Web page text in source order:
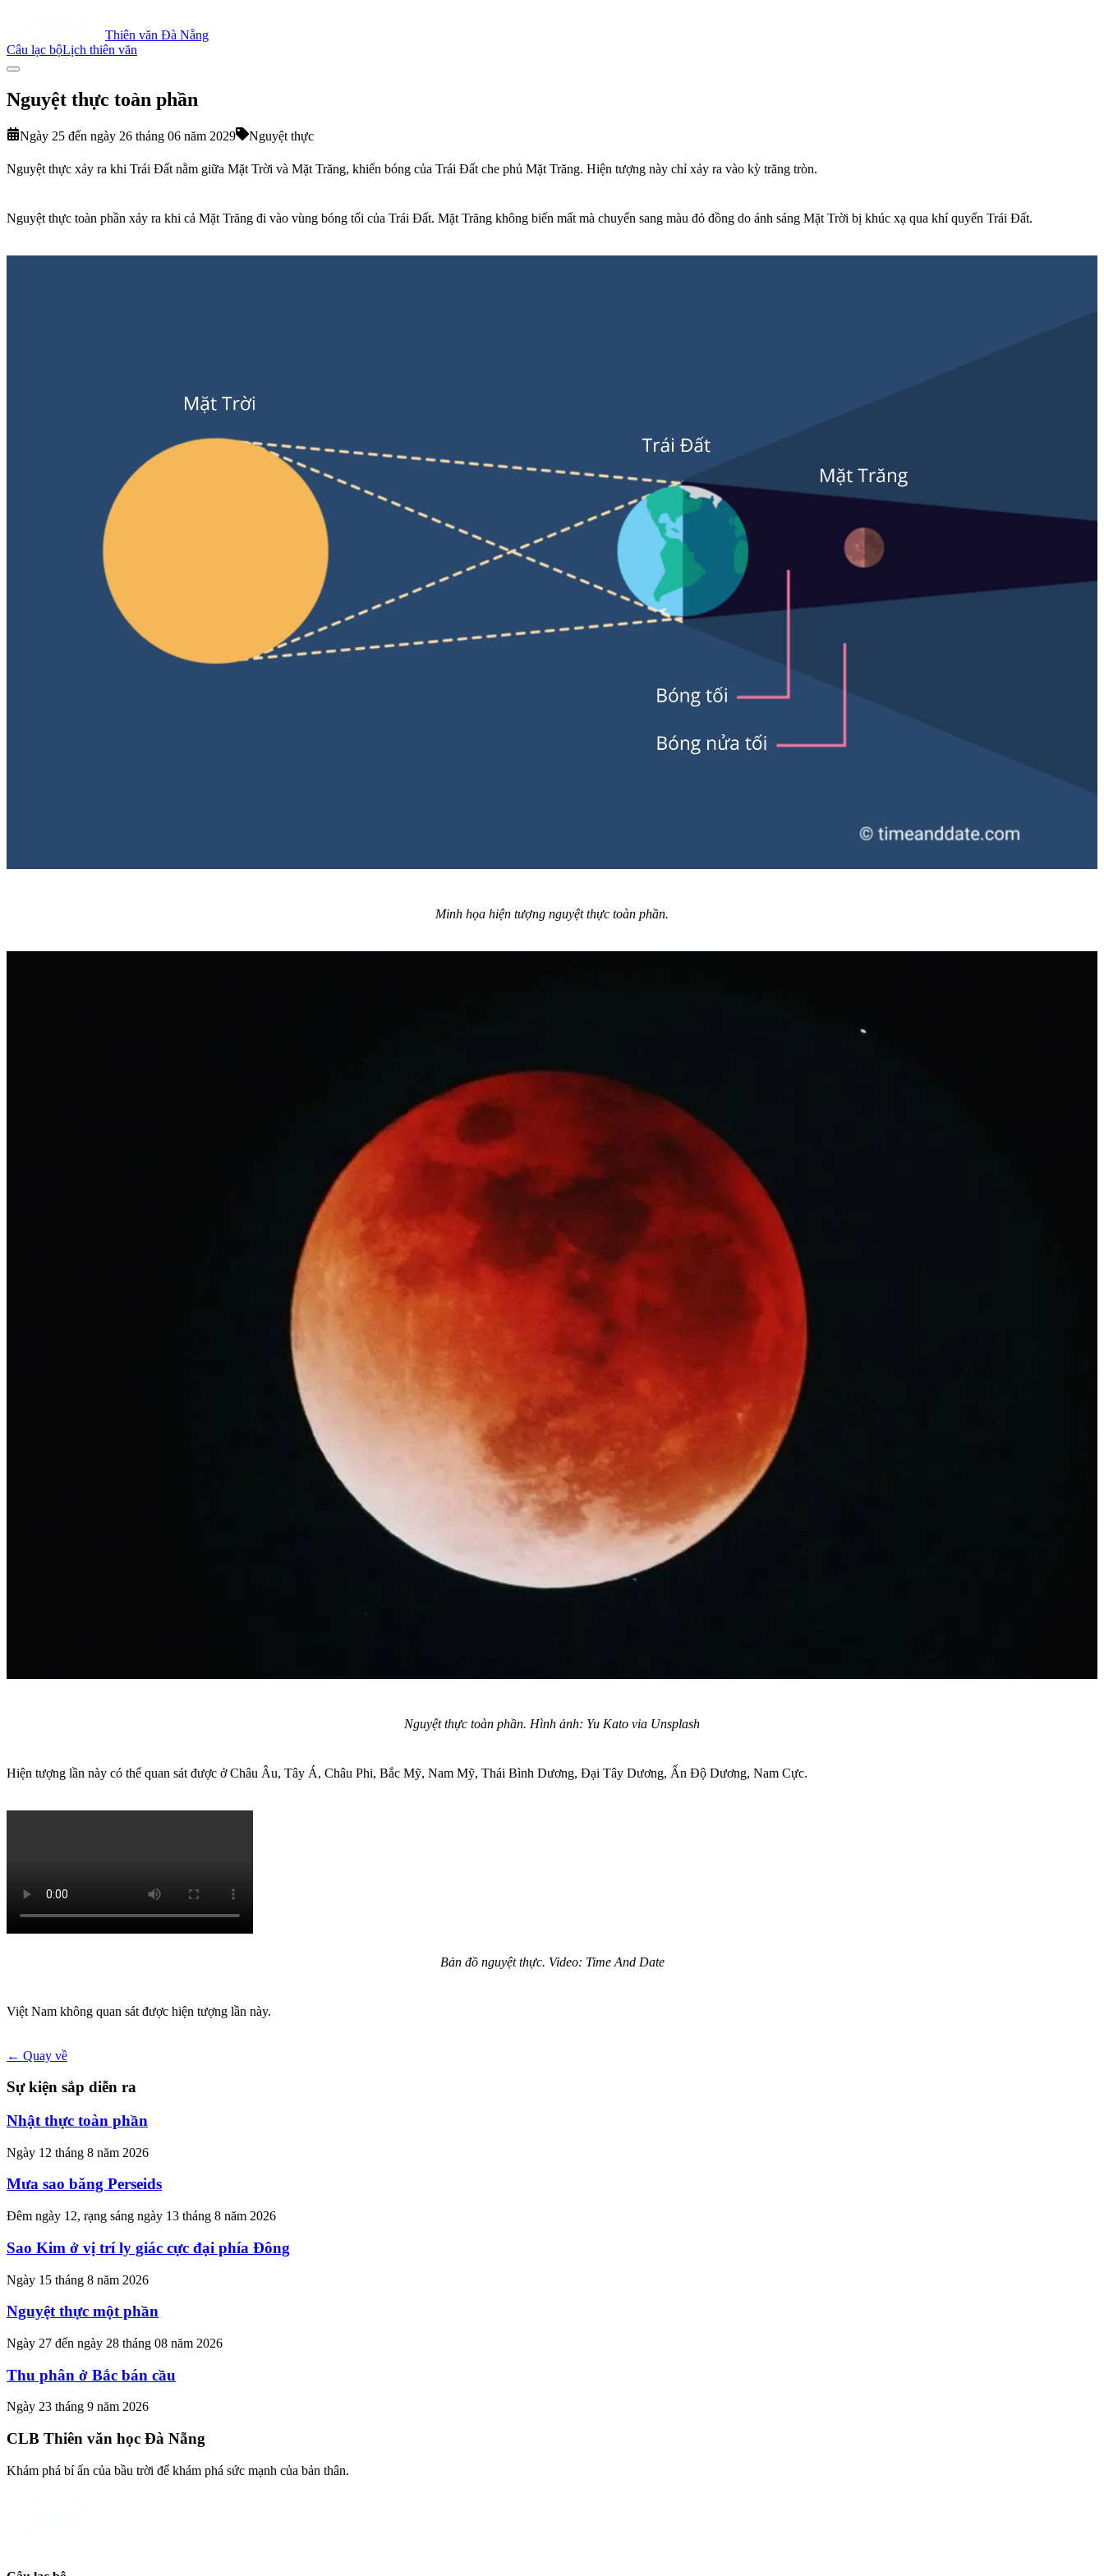
Thiên văn Đà Nẵng
Câu lạc bộLịch thiên văn
Nguyệt thực toàn phần
Ngày 25 đến ngày 26 tháng 06 năm 2029 Nguyệt thực
Nguyệt thực xảy ra khi Trái Đất nằm giữa Mặt Trời và Mặt Trăng, khiến bóng của Trái Đất che phủ Mặt Trăng. Hiện tượng này chỉ xảy ra vào kỳ trăng tròn.
Nguyệt thực toàn phần xảy ra khi cả Mặt Trăng đi vào vùng bóng tối của Trái Đất. Mặt Trăng không biến mất mà chuyển sang màu đỏ đồng do ánh sáng Mặt Trời bị khúc xạ qua khí quyển Trái Đất.
Minh họa hiện tượng nguyệt thực toàn phần.
Nguyệt thực toàn phần. Hình ảnh: Yu Kato via Unsplash
Hiện tượng lần này có thể quan sát được ở Châu Âu, Tây Á, Châu Phi, Bắc Mỹ, Nam Mỹ, Thái Bình Dương, Đại Tây Dương, Ấn Độ Dương, Nam Cực.
Bản đồ nguyệt thực. Video: Time And Date
Việt Nam không quan sát được hiện tượng lần này.
← Quay về
Sự kiện sắp diễn ra
Nhật thực toàn phần
Ngày 12 tháng 8 năm 2026
Mưa sao băng Perseids
Đêm ngày 12, rạng sáng ngày 13 tháng 8 năm 2026
Sao Kim ở vị trí ly giác cực đại phía Đông
Ngày 15 tháng 8 năm 2026
Nguyệt thực một phần
Ngày 27 đến ngày 28 tháng 08 năm 2026
Thu phân ở Bắc bán cầu
Ngày 23 tháng 9 năm 2026
CLB Thiên văn học Đà Nẵng
Khám phá bí ẩn của bầu trời để khám phá sức mạnh của bản thân.